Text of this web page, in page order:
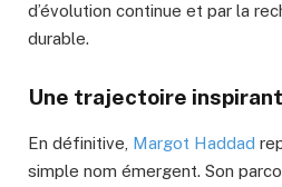
d’évolution continue et par la
durable.
Une trajectoire
En définitive, Margot Haddad
simple nom émergent. Son